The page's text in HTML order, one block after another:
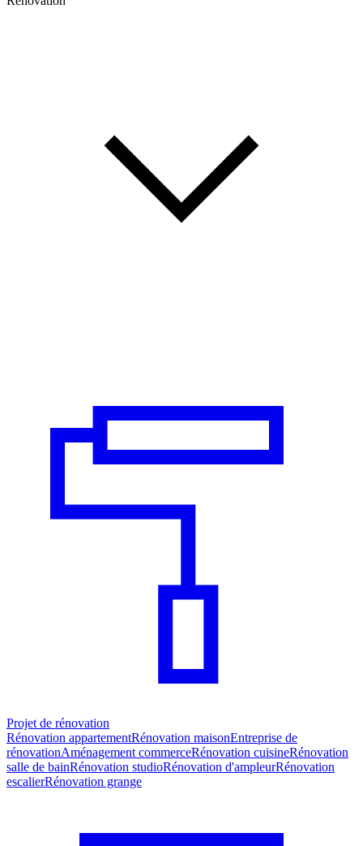
Projet de rénovation
Rénovation appartementRénovation maisonEntreprise de
rénovationAménagement commerceRénovation cuisineRénovation
salle de bainRénovation studioRénovation d'ampleurRénovation
escalierRénovation grange